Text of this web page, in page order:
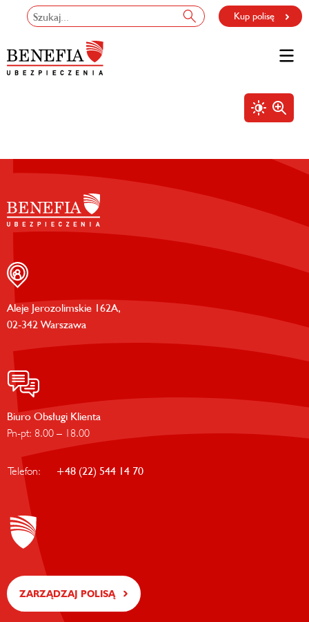
Kup polisę
Aleje Jerozolimskie 162A,
02-342 Warszawa
Biuro Obsługi Klienta
Pn-pt: 8.00 – 18.00
Telefon: +48 (22) 544 14 70
ZARZĄDZAJ POLISĄ